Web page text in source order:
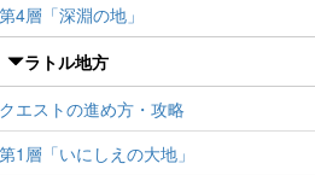
第4層「深淵の地」
ラトル地方
クエストの進め方・攻略
第1層「いにしえの大地」